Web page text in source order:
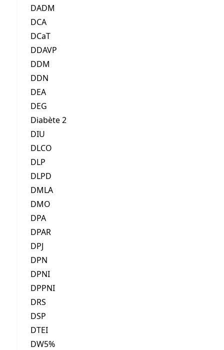
DADM
DCA
DCaT
DDAVP
DDM
DDN
DEA
DEG
Diabète 2
DIU
DLCO
DLP
DLPD
DMLA
DMO
DPA
DPAR
DPJ
DPN
DPNI
DPPNI
DRS
DSP
DTEI
DW5%